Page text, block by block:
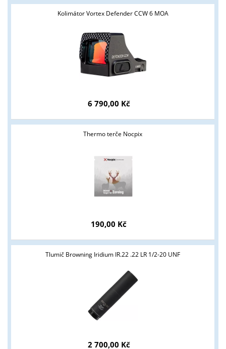
Kolimátor Vortex Defender CCW 6 MOA
6 790,00 Kč
Thermo terče Nocpix
190,00 Kč
Tlumič Browning Iridium IR.22 .22 LR 1/2-20 UNF
2 700,00 Kč